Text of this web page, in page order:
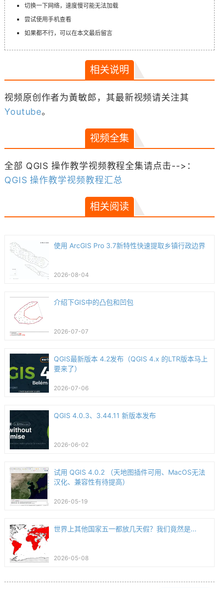
切换一下网络，速度慢可能无法加载
尝试使用手机查看
如果都不行，可以在本文最后留言
相关说明
视频原创作者为黃敏郎，其最新视频请关注其
Youtube。
视频全集
全部 QGIS 操作教学视频教程全集请点击-->：
QGIS 操作教学视频教程汇总
相关阅读
使用 ArcGIS Pro 3.7新特性快速提取乡镇行政边界
2026-08-04
介绍下GIS中的凸包和凹包
2026-07-07
QGIS最新版本 4.2发布（QGIS 4.x 的LTR版本马上
要来了）
2026-07-06
QGIS 4.0.3、3.44.11 新版本发布
2026-06-02
试用 QGIS 4.0.2 （天地图插件可用、MacOS无法
汉化、兼容性有待提高）
2026-05-19
世界上其他国家五一都放几天假？我们竟然是...
2026-05-08